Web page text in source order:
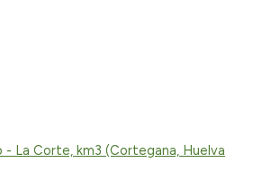
- La Corte, km3 (Cortegana, Huelva